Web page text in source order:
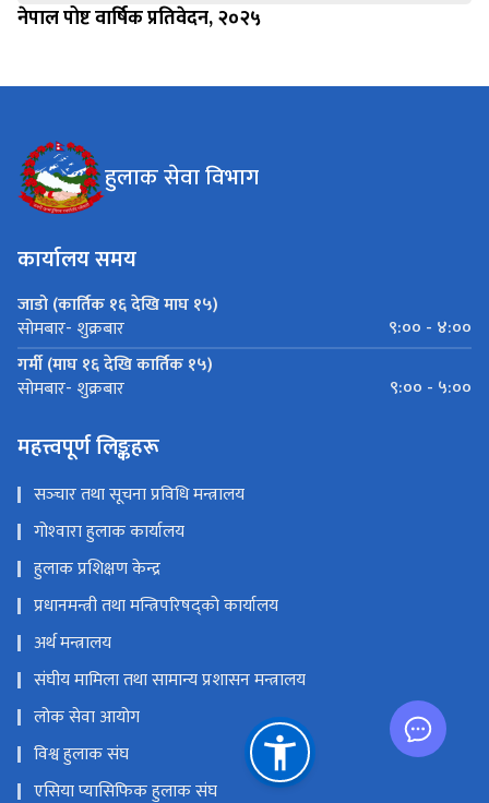
नेपाल पोष्ट वार्षिक प्रतिवेदन, २०२५
हुलाक सेवा विभाग
कार्यालय समय
जाडो (कार्तिक १६ देखि माघ १५)
सोमबार- शुक्रबार
९:०० - ४:००
गर्मी (माघ १६ देखि कार्तिक १५)
सोमबार- शुक्रबार ९:०० - ५:००
महत्त्वपूर्ण लिङ्कहरू
सञ्‍चार तथा सूचना प्रविधि मन्त्रालय
गोश्‍वारा हुलाक कार्यालय
हुलाक प्रशिक्षण केन्द्र
प्रधानमन्त्री तथा मन्त्रिपरिषद्को कार्यालय
अर्थ मन्त्रालय
संघीय मामिला तथा सामान्य प्रशासन मन्त्रालय
लोक सेवा आयोग
विश्व हुलाक संघ
एसिया प्यासिफिक हुलाक संघ